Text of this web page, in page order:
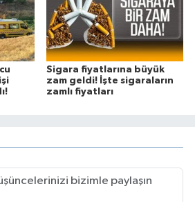
Sigara fiyatlarına büyük
zam geldi! İşte sigaraların
zamlı fiyatları